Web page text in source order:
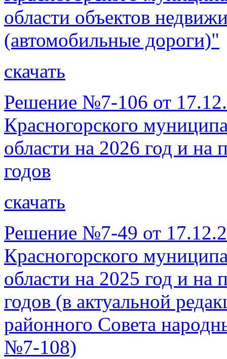
области объектов
(автомобильные дороги)"
скачать
Решение №7-106 от
Красногорского
области на 2026 год и
годов
скачать
Решение №7-49 от
Красногорского
области на 2025 год и
годов (в актуальной
районного Совета
№7-108)